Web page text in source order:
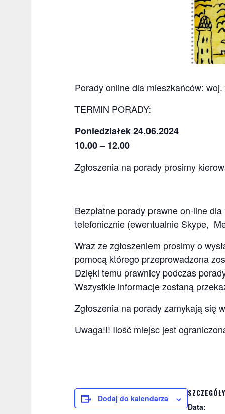
Porady online dla mieszkańców:
TERMIN PORADY:
Poniedziałek 24.06.2024
10.00 – 12.00
Zgłoszenia na porady prosimy
Bezpłatne porady prawne on-line
telefonicznie (ewentualnie Skype,
Wraz ze zgłoszeniem prosimy o
pomocą którego przeprowadzona
Dzięki temu prawnicy podczas
Wszystkie informacje zostaną
Zgłoszenia na porady zamykają się
Uwaga!!! Ilość miejsc jest
Dodaj do kalendarza
SZCZEGÓŁY
Data: